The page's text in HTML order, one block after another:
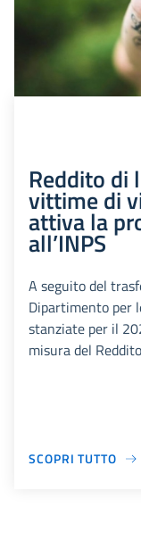
Reddito di
vittime di
attiva la
all’INPS
A seguito del
Dipartimento per
stanziate per il
misura del
SCOPRI TUTTO